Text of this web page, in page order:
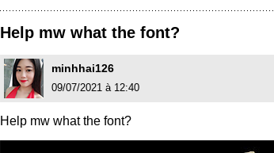
Help mw what the font?
minhhai126
09/07/2021 à 12:40
Help mw what the font?